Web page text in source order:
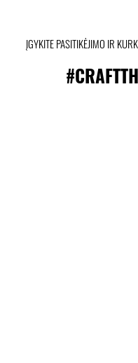
ĮGYKITE PASITIKĖJIMO IR